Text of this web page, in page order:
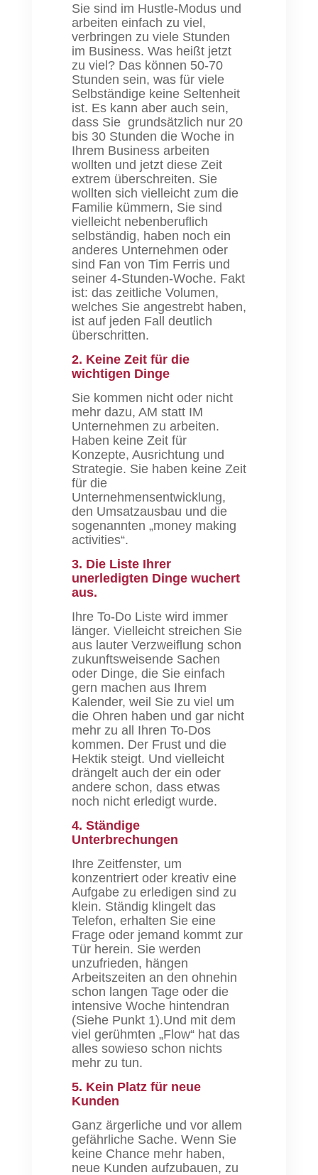
Sie sind im Hustle-Modus und
arbeiten einfach zu viel,
verbringen zu viele Stunden
im Business. Was heißt jetzt
zu viel? Das können 50-70
Stunden sein, was für viele
Selbständige keine Seltenheit
ist. Es kann aber auch sein,
dass Sie grundsätzlich nur 20
bis 30 Stunden die Woche in
Ihrem Business arbeiten
wollten und jetzt diese Zeit
extrem überschreiten. Sie
wollten sich vielleicht zum die
Familie kümmern, Sie sind
vielleicht nebenberuflich
selbständig, haben noch ein
anderes Unternehmen oder
sind Fan von Tim Ferris und
seiner 4-Stunden-Woche. Fakt
ist: das zeitliche Volumen,
welches Sie angestrebt haben,
ist auf jeden Fall deutlich
überschritten.
2. Keine Zeit für die
wichtigen Dinge
Sie kommen nicht oder nicht
mehr dazu, AM statt IM
Unternehmen zu arbeiten.
Haben keine Zeit für
Konzepte, Ausrichtung und
Strategie. Sie haben keine Zeit
für die
Unternehmensentwicklung,
den Umsatzausbau und die
sogenannten „money making
activities“.
3. Die Liste Ihrer
unerledigten Dinge wuchert
aus.
Ihre To-Do Liste wird immer
länger. Vielleicht streichen Sie
aus lauter Verzweiflung schon
zukunftsweisende Sachen
oder Dinge, die Sie einfach
gern machen aus Ihrem
Kalender, weil Sie zu viel um
die Ohren haben und gar nicht
mehr zu all Ihren To-Dos
kommen. Der Frust und die
Hektik steigt. Und vielleicht
drängelt auch der ein oder
andere schon, dass etwas
noch nicht erledigt wurde.
4. Ständige
Unterbrechungen
Ihre Zeitfenster, um
konzentriert oder kreativ eine
Aufgabe zu erledigen sind zu
klein. Ständig klingelt das
Telefon, erhalten Sie eine
Frage oder jemand kommt zur
Tür herein. Sie werden
unzufrieden, hängen
Arbeitszeiten an den ohnehin
schon langen Tage oder die
intensive Woche hintendran
(Siehe Punkt 1).Und mit dem
viel gerühmten „Flow“ hat das
alles sowieso schon nichts
mehr zu tun.
5. Kein Platz für neue
Kunden
Ganz ärgerliche und vor allem
gefährliche Sache. Wenn Sie
keine Chance mehr haben,
neue Kunden aufzubauen, zu